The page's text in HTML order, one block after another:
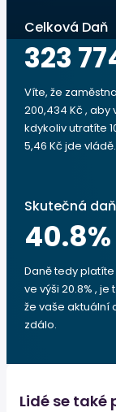
Celková Daň
323
Víte, že
200,434 Kč , aby
kdykoliv utratíte
5,46 Kč jde vládě.
Skutečná
40.8%
Daně tedy
ve výši 20.8% ,
že vaše aktuální
zdálo.
Lidé se také